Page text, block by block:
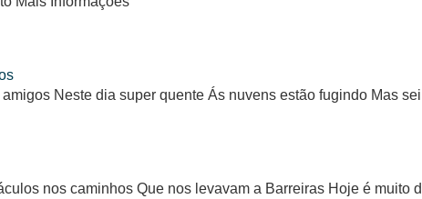
Neste dia super quente Ás nuvens estão fugindo Mas
nos caminhos Que nos levavam a Barreiras Hoje é muito